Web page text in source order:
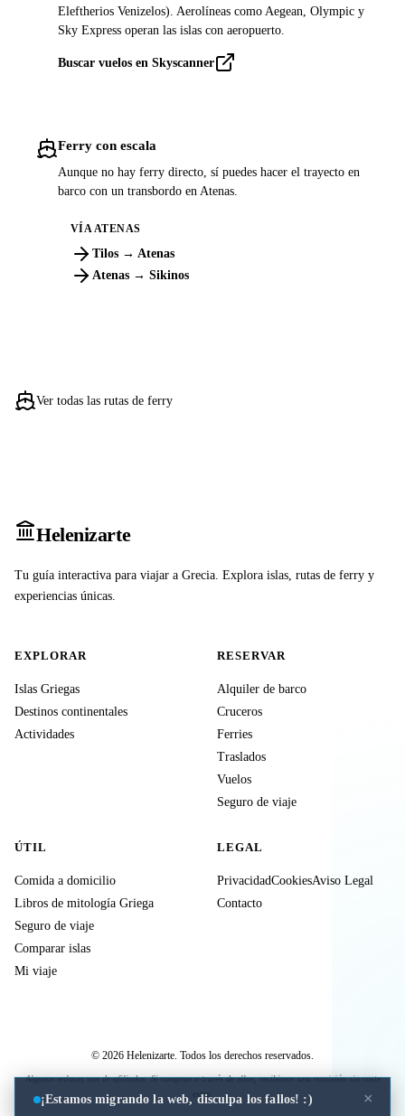
Eleftherios Venizelos). Aerolíneas como Aegean, Olympic y
Sky Express operan las islas con aeropuerto.
Buscar vuelos en Skyscanner
Ferry con escala
Aunque no hay ferry directo, sí puedes hacer el trayecto en
barco con un transbordo en Atenas.
VÍA ATENAS
Tilos → Atenas
Atenas → Sikinos
Ver todas las rutas de ferry
¡Estamos migrando la web, disculpa los fallos! :) ×
Helenizarte
Tu guía interactiva para viajar a Grecia. Explora islas, rutas de ferry y
experiencias únicas.
EXPLORAR
Islas Griegas
Destinos continentales
Actividades
RESERVAR
Alquiler de barco
Cruceros
Ferries
Traslados
Vuelos
Seguro de viaje
ÚTIL
Comida a domicilio
Libros de mitología Griega
Seguro de viaje
Comparar islas
Mi viaje
LEGAL
PrivacidadCookiesAviso Legal
Contacto
© 2026 Helenizarte. Todos los derechos reservados.
Algunos enlaces son de afiliados. Si compras a través de ellos, recibimos una comisión sin coste
extra.